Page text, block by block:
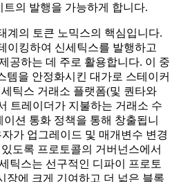
의 발행을 가능하게 합니다.
계의 토큰 노믹스의 핵심입니다.
이킹하여 신세틱스를 발행하고
공하는 데 주로 활용합니다. 이 중
템을 안정화시킨 대가로 스테이커
틱스 거래소 플랫폼(및 퀀타와
트레이더가 지불하는 거래소 수
션 통화 정책을 통해 창출됩니
가 업그레이드 및 매개변수 변경
도록 프로토콜의 거버넌스에서
틱스는 선구적인 디파이 프로토
장에 크게 기여하고 더 넓은 블록